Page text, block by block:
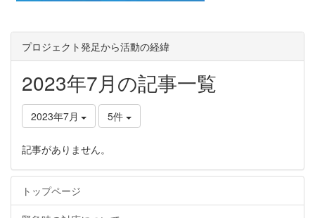
プロジェクト発足から活動の経緯
2023年7月の記事一覧
2023年7月 5件
記事がありません。
トップページ